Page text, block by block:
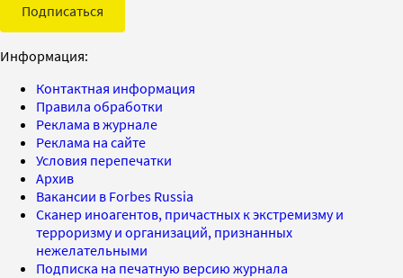
Подписаться
Информация:
Контактная информация
Правила обработки
Реклама в журнале
Реклама на сайте
Условия перепечатки
Архив
Вакансии в Forbes Russia
Сканер иноагентов, причастных к экстремизму и
терроризму и организаций, признанных
нежелательными
Подписка на печатную версию журнала